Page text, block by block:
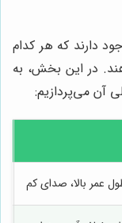
دارند که هر کدام
در این بخش، به
آن می‌پردازیم:
عمر بالا، صدای کم